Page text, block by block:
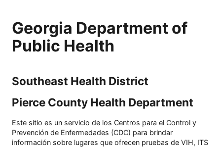
Georgia Department of
Public Health
Southeast Health District
Pierce County Health Department
Este sitio es un servicio de los Centros para el Control y
Prevención de Enfermedades (CDC) para brindar
información sobre lugares que ofrecen pruebas de VIH, ITS